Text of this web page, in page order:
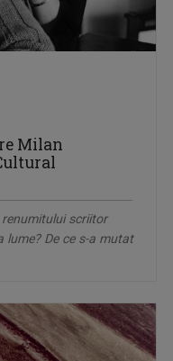
Milan
scriitor
lume? De ce s-a mutat